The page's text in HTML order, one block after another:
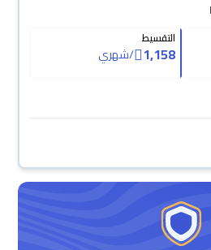
التقسيط
1,158
/شهري